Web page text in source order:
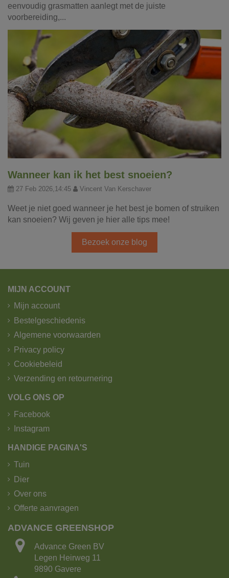
eenvoudig grasmatten aanlegt met de juiste
voorbereiding,...
Wanneer kan ik het best snoeien?
27 Feb 2026,14:45 Vincent Van Kerschaver
Weet je niet goed wanneer je het best je bomen of struiken
kan snoeien? Wij geven je hier alle tips mee!
Bezoek onze blog
MIJN ACCOUNT
Mijn account
Bestelgeschiedenis
Algemene voorwaarden
Privacy policy
Cookiebeleid
Verzending en retournering
VOLG ONS OP
Facebook
Instagram
HANDIGE PAGINA'S
Tuin
Dier
Over ons
Offerte aanvragen
ADVANCE GREENSHOP
Advance Green BV
Legen Heirweg 11
9890 Gavere